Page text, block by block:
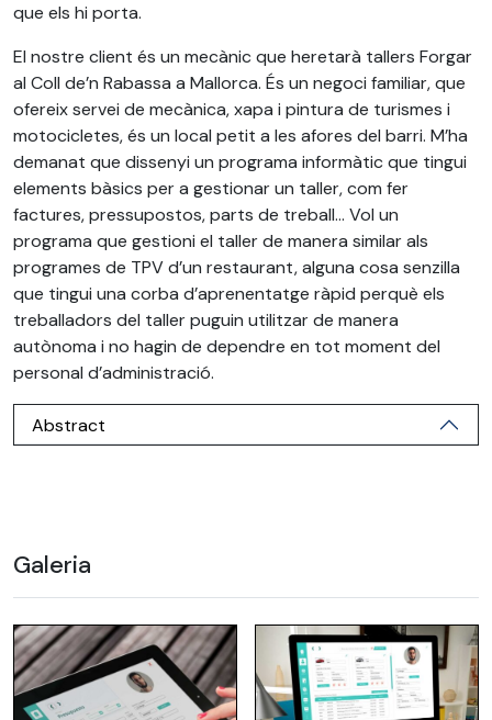
que els hi porta.
El nostre client és un mecànic que heretarà tallers Forgar
al Coll de’n Rabassa a Mallorca. És un negoci familiar, que
ofereix servei de mecànica, xapa i pintura de turismes i
motocicletes, és un local petit a les afores del barri. M’ha
demanat que dissenyi un programa informàtic que tingui
elements bàsics per a gestionar un taller, com fer
factures, pressupostos, parts de treball… Vol un
programa que gestioni el taller de manera similar als
programes de TPV d’un restaurant, alguna cosa senzilla
que tingui una corba d’aprenentatge ràpid perquè els
treballadors del taller puguin utilitzar de manera
autònoma i no hagin de dependre en tot moment del
personal d’administració.
Abstract
Galeria